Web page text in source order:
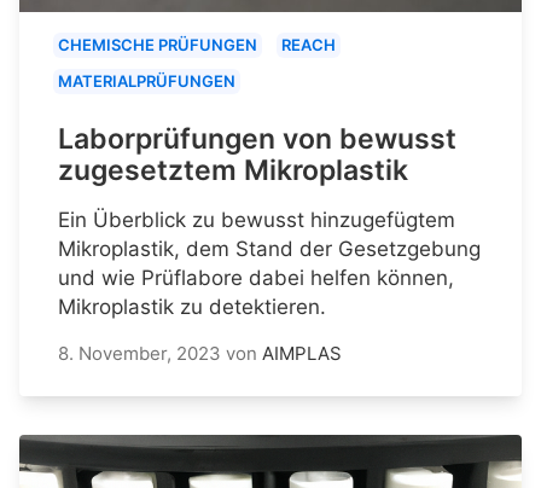
CHEMISCHE PRÜFUNGEN
REACH
MATERIALPRÜFUNGEN
Laborprüfungen von bewusst
zugesetztem Mikroplastik
Ein Überblick zu bewusst hinzugefügtem
Mikroplastik, dem Stand der Gesetzgebung
und wie Prüflabore dabei helfen können,
Mikroplastik zu detektieren.
8. November, 2023 von AIMPLAS